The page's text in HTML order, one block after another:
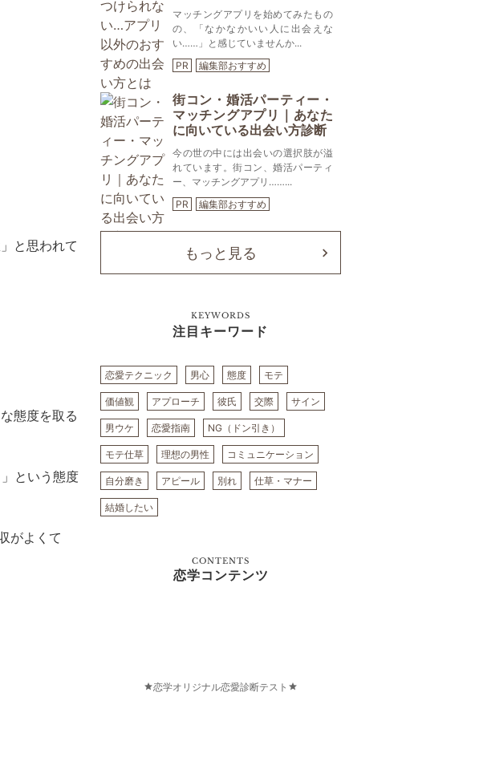
と思われて
態度を取る
という態度
がよくて
マッチングアプリを始めてみたもの
の、「なかなかいい人に出会えな
い……」と感じていませんか...
PR
編集部おすすめ
街コン・婚活パーティー・
マッチングアプリ｜あなた
に向いている出会い方診断
今の世の中には出会いの選択肢が溢
れています。街コン、婚活パーティ
ー、マッチングアプリ……...
PR
編集部おすすめ
もっと見る
KEYWORDS
注目キーワード
恋愛テクニック 男心 態度 モテ
価値観 アプローチ 彼氏 交際 サイン
男ウケ 恋愛指南 NG（ドン引き）
モテ仕草 理想の男性 コミュニケーション
自分磨き アピール 別れ 仕草・マナー
結婚したい
CONTENTS
恋学コンテンツ
恋学オリジナル恋愛診断テスト